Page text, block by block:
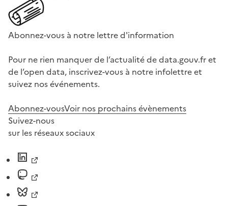
Abonnez-vous à notre lettre d'information
Pour ne rien manquer de l’actualité de data.gouv.fr et
de l’open data, inscrivez-vous à notre infolettre et
suivez nos événements.
Abonnez-vousVoir nos prochains évènements
Suivez-nous
sur les réseaux sociaux